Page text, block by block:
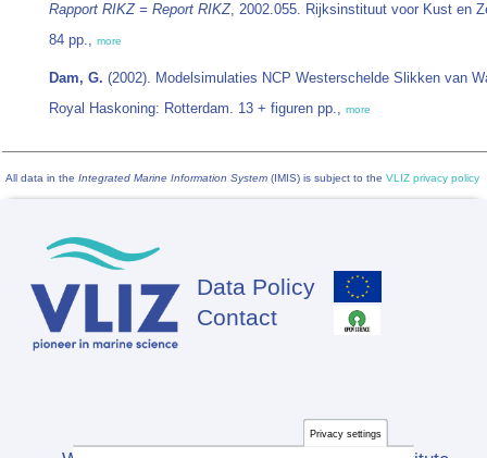
Rapport RIKZ = Report RIKZ, 2002.055. Rijksinstituut voor Kust en
84 pp., more
Dam, G. (2002). Modelsimulaties NCP Westerschelde Slikken van
Royal Haskoning: Rotterdam. 13 + figuren pp., more
All data in the Integrated Marine Information System (IMIS) is subject to the VLIZ privacy policy
Footer
Data Policy
Contact
Privacy settings